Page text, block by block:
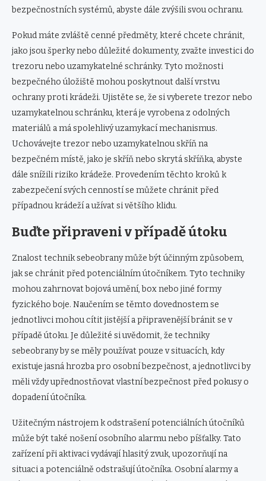
bezpečnostních systémů, abyste dále zvýšili svou ochranu.
Pokud máte zvláště cenné předměty, které chcete chránit,
jako jsou šperky nebo důležité dokumenty, zvažte investici do
trezoru nebo uzamykatelné schránky. Tyto možnosti
bezpečného úložiště mohou poskytnout další vrstvu
ochrany proti krádeži. Ujistěte se, že si vyberete trezor nebo
uzamykatelnou schránku, která je vyrobena z odolných
materiálů a má spolehlivý uzamykací mechanismus.
Uchovávejte trezor nebo uzamykatelnou skříň na
bezpečném místě, jako je skříň nebo skrytá skříňka, abyste
dále snížili riziko krádeže. Provedením těchto kroků k
zabezpečení svých cenností se můžete chránit před
případnou krádeží a užívat si většího klidu.
Buďte připraveni v případě útoku
Znalost technik sebeobrany může být účinným způsobem,
jak se chránit před potenciálním útočníkem. Tyto techniky
mohou zahrnovat bojová umění, box nebo jiné formy
fyzického boje. Naučením se těmto dovednostem se
jednotlivci mohou cítit jistější a připravenější bránit se v
případě útoku. Je důležité si uvědomit, že techniky
sebeobrany by se měly používat pouze v situacích, kdy
existuje jasná hrozba pro osobní bezpečnost, a jednotlivci by
měli vždy upřednostňovat vlastní bezpečnost před pokusy o
dopadení útočníka.
Užitečným nástrojem k odstrašení potenciálních útočníků
může být také nošení osobního alarmu nebo píšťalky. Tato
zařízení při aktivaci vydávají hlasitý zvuk, upozorňují na
situaci a potenciálně odstrašují útočníka. Osobní alarmy a